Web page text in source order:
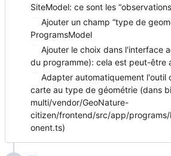
SiteModel: ce sont les
Ajouter un champ “type de
ProgramsModel
Ajouter le choix dans l'interface
du programme): cela est peut-être
Adapter automatiquement l'outil
carte au type de géométrie (dans
multi/vendor/GeoNature-
citizen/frontend/src/app/
onent.ts)